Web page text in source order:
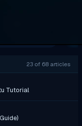
23 of 68 articles
Tutorial